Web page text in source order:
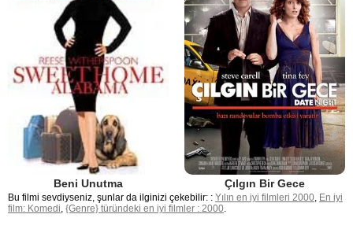
Beni Unutma Çılgın Bir Gece
Bu filmi sevdiyseniz, şunlar da ilginizi çekebilir: : Yılın en iyi filmleri 2000, En iyi
film: Komedi, {Genre} türündeki en iyi filmler : 2000.